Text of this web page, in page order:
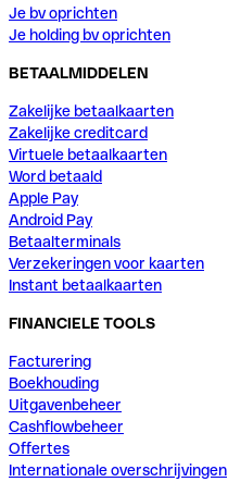
Je bv oprichten
Je holding bv oprichten
BETAALMIDDELEN
Zakelijke betaalkaarten
Zakelijke creditcard
Virtuele betaalkaarten
Word betaald
Apple Pay
Android Pay
Betaalterminals
Verzekeringen voor kaarten
Instant betaalkaarten
FINANCIELE TOOLS
Facturering
Boekhouding
Uitgavenbeheer
Cashflowbeheer
Offertes
Internationale overschrijvingen